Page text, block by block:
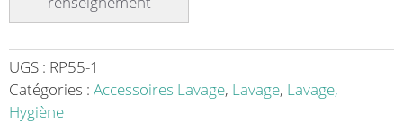
avec
bleu
UGS : RP55-1
Catégories : Accessoires Lavage, Lavage, Lavage,
Hygiène